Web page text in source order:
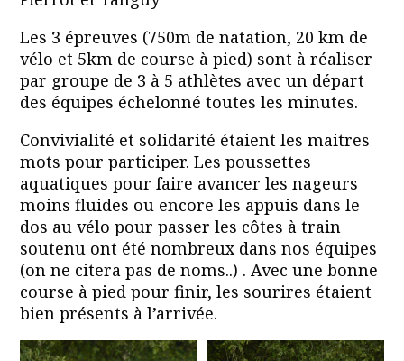
Les 3 épreuves (750m de natation, 20 km de
vélo et 5km de course à pied) sont à réaliser
par groupe de 3 à 5 athlètes avec un départ
des équipes échelonné toutes les minutes.
Convivialité et solidarité étaient les maitres
mots pour participer. Les poussettes
aquatiques pour faire avancer les nageurs
moins fluides ou encore les appuis dans le
dos au vélo pour passer les côtes à train
soutenu ont été nombreux dans nos équipes
(on ne citera pas de noms..) . Avec une bonne
course à pied pour finir, les sourires étaient
bien présents à l’arrivée.